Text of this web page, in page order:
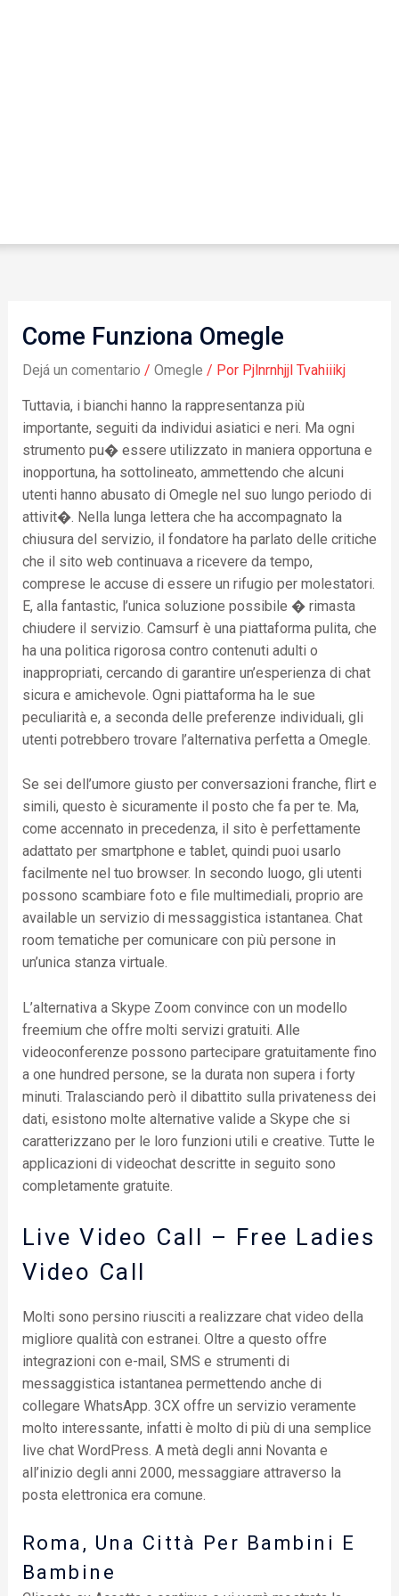
Come Funziona Omegle
Dejá un comentario / Omegle / Por Pjlnrnhjjl Tvahiiikj
Tuttavia, i bianchi hanno la rappresentanza più
importante, seguiti da individui asiatici e neri. Ma ogni
strumento pu� essere utilizzato in maniera opportuna e
inopportuna, ha sottolineato, ammettendo che alcuni
utenti hanno abusato di Omegle nel suo lungo periodo di
attivit�. Nella lunga lettera che ha accompagnato la
chiusura del servizio, il fondatore ha parlato delle critiche
che il sito web continuava a ricevere da tempo,
comprese le accuse di essere un rifugio per molestatori.
E, alla fantastic, l’unica soluzione possibile � rimasta
chiudere il servizio. Camsurf è una piattaforma pulita, che
ha una politica rigorosa contro contenuti adulti o
inappropriati, cercando di garantire un’esperienza di chat
sicura e amichevole. Ogni piattaforma ha le sue
peculiarità e, a seconda delle preferenze individuali, gli
utenti potrebbero trovare l’alternativa perfetta a Omegle.
Se sei dell’umore giusto per conversazioni franche, flirt e
simili, questo è sicuramente il posto che fa per te. Ma,
come accennato in precedenza, il sito è perfettamente
adattato per smartphone e tablet, quindi puoi usarlo
facilmente nel tuo browser. In secondo luogo, gli utenti
possono scambiare foto e file multimediali, proprio are
available un servizio di messaggistica istantanea. Chat
room tematiche per comunicare con più persone in
un’unica stanza virtuale.
L’alternativa a Skype Zoom convince con un modello
freemium che offre molti servizi gratuiti. Alle
videoconferenze possono partecipare gratuitamente fino
a one hundred persone, se la durata non supera i forty
minuti. Tralasciando però il dibattito sulla privateness dei
dati, esistono molte alternative valide a Skype che si
caratterizzano per le loro funzioni utili e creative. Tutte le
applicazioni di videochat descritte in seguito sono
completamente gratuite.
Live Video Call – Free Ladies
Video Call
Molti sono persino riusciti a realizzare chat video della
migliore qualità con estranei. Oltre a questo offre
integrazioni con e-mail, SMS e strumenti di
messaggistica istantanea permettendo anche di
collegare WhatsApp. 3CX offre un servizio veramente
molto interessante, infatti è molto di più di una semplice
live chat WordPress. A metà degli anni Novanta e
all’inizio degli anni 2000, messaggiare attraverso la
posta elettronica era comune.
Roma, Una Città Per Bambini E
Bambine